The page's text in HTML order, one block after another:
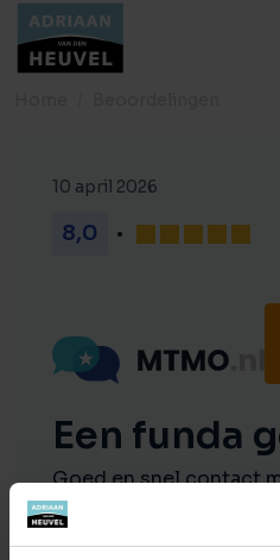
10 april 2026
8,0
Een funda
Goed en snel contact
maken van
direct na bezichtiging.